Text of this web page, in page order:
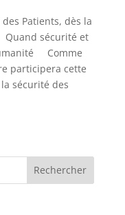
Patients, dès la
sécurité et
Comme
participera cette
sécurité des